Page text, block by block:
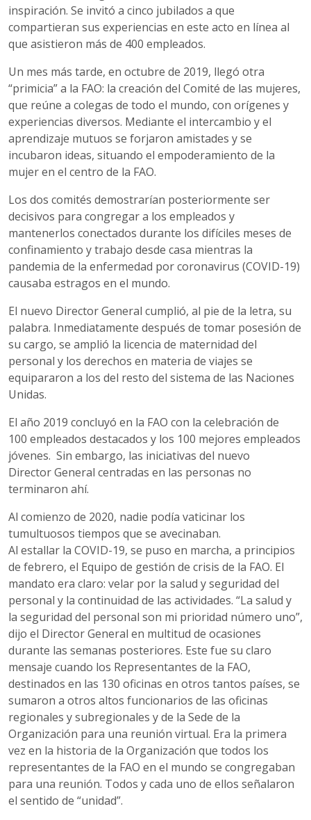
inspiración. Se invitó a cinco jubilados a que
compartieran sus experiencias en este acto en línea al
que asistieron más de 400 empleados.
Un mes más tarde, en octubre de 2019, llegó otra
“primicia” a la FAO: la creación del Comité de las mujeres,
que reúne a colegas de todo el mundo, con orígenes y
experiencias diversos. Mediante el intercambio y el
aprendizaje mutuos se forjaron amistades y se
incubaron ideas, situando el empoderamiento de la
mujer en el centro de la FAO.
Los dos comités demostrarían posteriormente ser
decisivos para congregar a los empleados y
mantenerlos conectados durante los difíciles meses de
confinamiento y trabajo desde casa mientras la
pandemia de la enfermedad por coronavirus (COVID-19)
causaba estragos en el mundo.
El nuevo Director General cumplió, al pie de la letra, su
palabra. Inmediatamente después de tomar posesión de
su cargo, se amplió la licencia de maternidad del
personal y los derechos en materia de viajes se
equipararon a los del resto del sistema de las Naciones
Unidas.
El año 2019 concluyó en la FAO con la celebración de
100 empleados destacados y los 100 mejores empleados
jóvenes. Sin embargo, las iniciativas del nuevo
Director General centradas en las personas no
terminaron ahí.
Al comienzo de 2020, nadie podía vaticinar los
tumultuosos tiempos que se avecinaban.
Al estallar la COVID-19, se puso en marcha, a principios
de febrero, el Equipo de gestión de crisis de la FAO. El
mandato era claro: velar por la salud y seguridad del
personal y la continuidad de las actividades. “La salud y
la seguridad del personal son mi prioridad número uno”,
dijo el Director General en multitud de ocasiones
durante las semanas posteriores. Este fue su claro
mensaje cuando los Representantes de la FAO,
destinados en las 130 oficinas en otros tantos países, se
sumaron a otros altos funcionarios de las oficinas
regionales y subregionales y de la Sede de la
Organización para una reunión virtual. Era la primera
vez en la historia de la Organización que todos los
representantes de la FAO en el mundo se congregaban
para una reunión. Todos y cada uno de ellos señalaron
el sentido de “unidad”.